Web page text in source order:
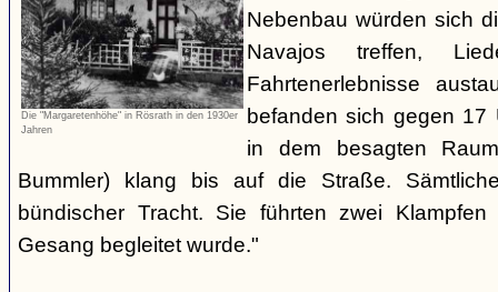
Die "Margaretenhöhe" in Rösrath in den 1930er
Jahren
Nebenbau würden sich
Navajos treffen,
Fahrtenerlebnisse
befanden sich gegen 17
in dem besagten
Bummler) klang bis auf die Straße.
bündischer Tracht. Sie führten zwei
Gesang begleitet wurde."